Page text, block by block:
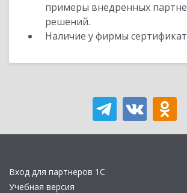
примеры внедренных
решений.
Наличие у фирмы
Вход для партнеров 1С
Учебная версия